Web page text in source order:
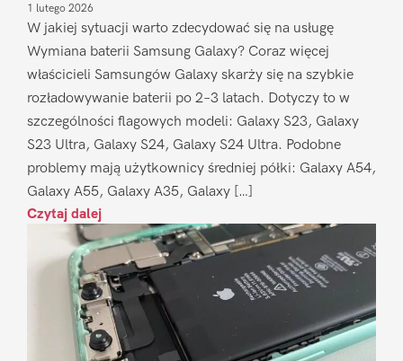
1 lutego 2026
W jakiej sytuacji warto zdecydować się na usługę
Wymiana baterii Samsung Galaxy? Coraz więcej
właścicieli Samsungów Galaxy skarży się na szybkie
rozładowywanie baterii po 2–3 latach. Dotyczy to w
szczególności flagowych modeli: Galaxy S23, Galaxy
S23 Ultra, Galaxy S24, Galaxy S24 Ultra. Podobne
problemy mają użytkownicy średniej półki: Galaxy A54,
Galaxy A55, Galaxy A35, Galaxy […]
Czytaj dalej